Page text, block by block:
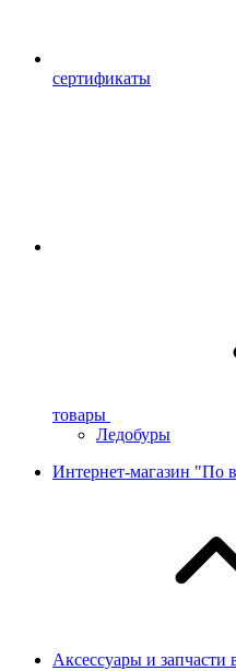
сертификаты
товары
Ледобуры
Интернет-магазин "По
Аксессуары и запчасти